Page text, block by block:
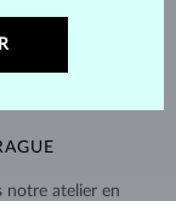
notre atelier en